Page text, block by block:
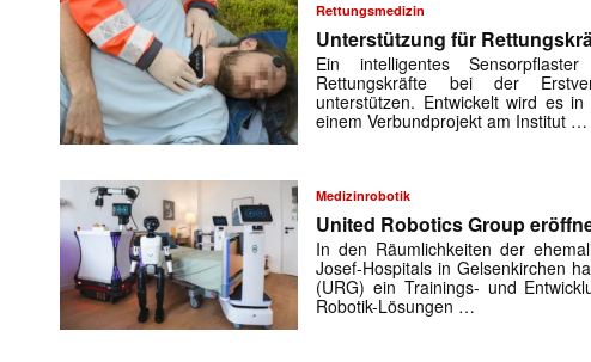
Rettungsmedizin
Unterstützung für
Ein intelligentes
Rettungskräfte bei der
unterstützen. Entwickelt wird es
einem Verbundprojekt am Institut …
Medizinrobotik
United Robotics Group
In den Räumlichkeiten der
Josef-Hospitals in Gelsenkirchen
(URG) ein Trainings- und
Robotik-Lösungen …